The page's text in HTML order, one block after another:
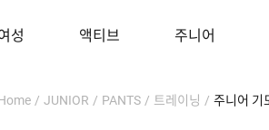
성 액티브 주니어
/ JUNIOR / PANTS / 트레이닝 / 주니어 기